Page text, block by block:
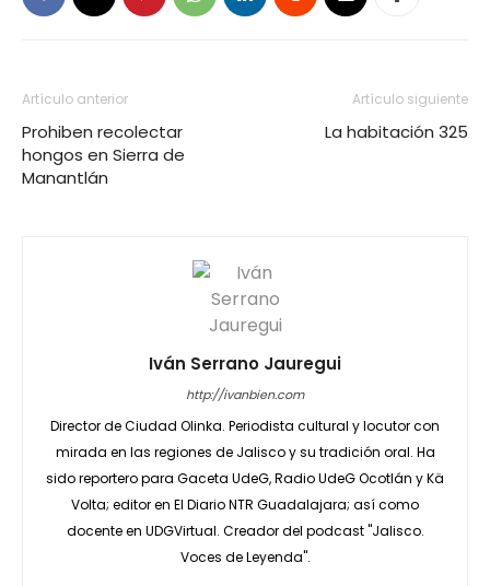
Artículo anterior
Prohiben recolectar
hongos en Sierra de
Manantlán
Artículo siguiente
La habitación 325
Iván Serrano Jauregui
http://ivanbien.com
Director de Ciudad Olinka. Periodista cultural y locutor con
mirada en las regiones de Jalisco y su tradición oral. Ha
sido reportero para Gaceta UdeG, Radio UdeG Ocotlán y Kä
Volta; editor en El Diario NTR Guadalajara; así como
docente en UDGVirtual. Creador del podcast "Jalisco.
Voces de Leyenda".